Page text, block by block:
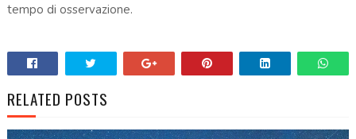
tempo di osservazione.
RELATED POSTS